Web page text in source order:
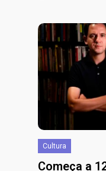
Cultura
Começa a